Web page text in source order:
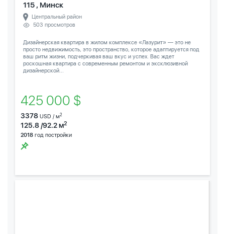
115 , Минск
Центральный район
503 просмотров
Дизайнерская квартира в жилом комплексе «Лазурит» — это не
просто недвижимость, это пространство, которое адаптируется под
ваш ритм жизни, подчеркивая ваш вкус и успех. Вас ждет
роскошная квартира с современным ремонтом и эксклюзивной
дизайнерской...
425 000 $
3378 USD / м2
125.8 /92.2 м2
2018 год постройки